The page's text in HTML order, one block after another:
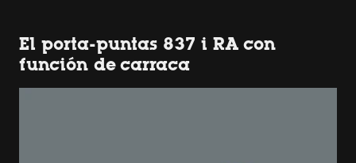
El porta-puntas 837 i RA con
función de carraca